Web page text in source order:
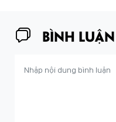
BÌNH LUẬN